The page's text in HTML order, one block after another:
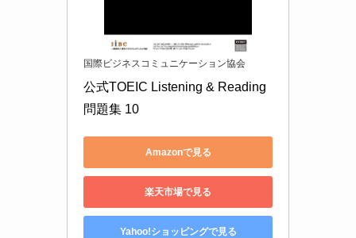
国際ビジネスコミュニケーション協会
公式TOEIC Listening & Reading
問題集 10
Amazonで見る
楽天市場で見る
Yahoo!ショッピングで見る